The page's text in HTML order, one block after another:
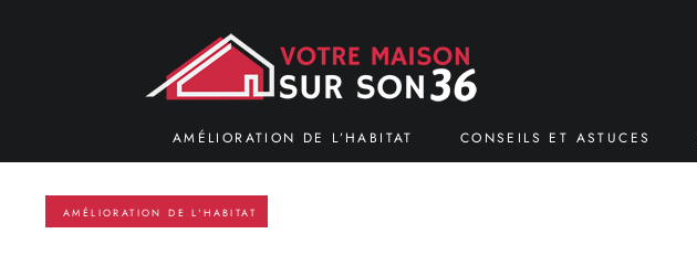
AMÉLIORATION DE L’HABITAT CONSEILS ET ASTUCES
AMÉLIORATION DE L'HABITAT